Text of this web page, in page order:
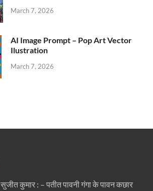
March 7, 2026
AI Image Prompt – Pop Art Vector
Ilustration
March 7, 2026
सुजीत कुमार : – पतीत पावनी गंगा के पावन कछार